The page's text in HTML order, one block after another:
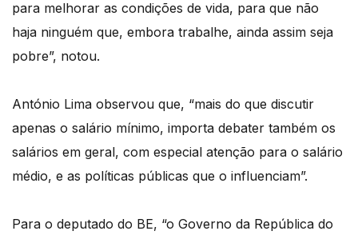
para melhorar as condições de vida, para que não
haja ninguém que, embora trabalhe, ainda assim seja
pobre”, notou.
António Lima observou que, “mais do que discutir
apenas o salário mínimo, importa debater também os
salários em geral, com especial atenção para o salário
médio, e as políticas públicas que o influenciam”.
Para o deputado do BE, “o Governo da República do